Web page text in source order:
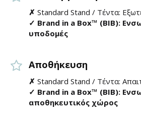
✗ Standard Stand / Τέντα:
✓ Brand in a Box™ (BIB):
υποδομές
Αποθήκευση
✗ Standard Stand / Τέντα:
✓ Brand in a Box™ (BIB):
αποθηκευτικός χώρος